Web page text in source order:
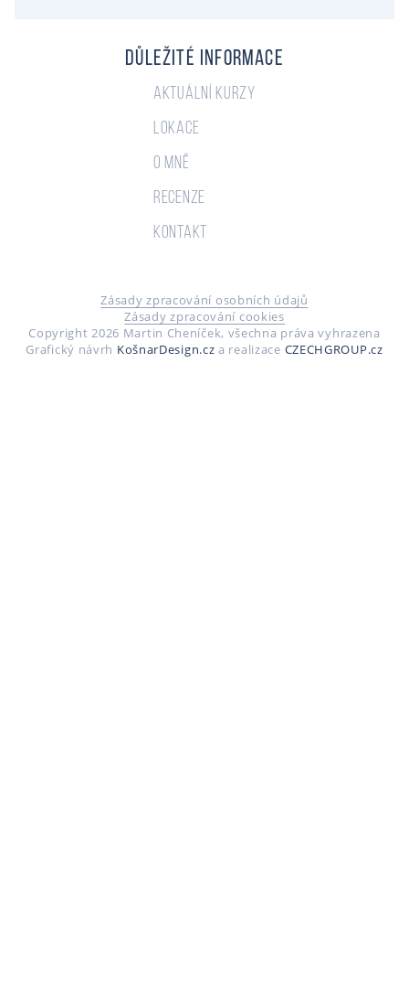
Důležité informace
Aktuální kurzy
Lokace
O mně
Recenze
Kontakt
Zásady zpracování osobních údajů
Zásady zpracování cookies
Copyright 2026 Martin Cheníček, všechna práva vyhrazena
Grafický návrh KošnarDesign.cz a realizace CZECHGROUP.cz